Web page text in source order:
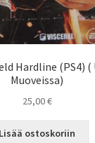
Hardline (PS4) (
Muoveissa)
25,00€
Lisää ostoskoriin